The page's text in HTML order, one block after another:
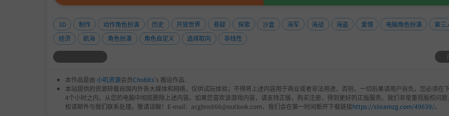
拥有战舰是一种特权，象征着身份与奢华。
列舰，甚至一支舰队，随心所欲掠夺沿岸城市。无人能阻挡你的脚步。厌倦了领导庞大舰队和沉重责任？指挥
舰或轻型舰，自由驰骋加勒比。在海上静谧时，领略壮阔风景，感受探索乐趣，或勇闯风暴腹地。
3D 制作 动作角色扮演 历史 开放世界 悬疑 探索 沙盒 海军 海战 海盗 爱情 电脑角色扮演
第三
经济
航海 角色扮演 角色自定义 选择取向 非线性
本作品是由 小叽资源会员Chobits's 搬运作品.
本站提供的资源转载自国内外各大媒体和网络，仅供试玩体验；不得将上述内容用于商业或者非法用途，否则，一切后果请用户自负。您必须在
4个小时之内，从您的电脑中彻底删除上述内容。如果您喜欢该游戏内容，请支持正版，购买注册，得到更好的正版服务。我们非常重视版权问
权请邮件与我们联系处理。敬请谅解！E-mail：acgbns666@outlook.com，我们会在第一时间断开下载链接https://steamzg.com/49639/。